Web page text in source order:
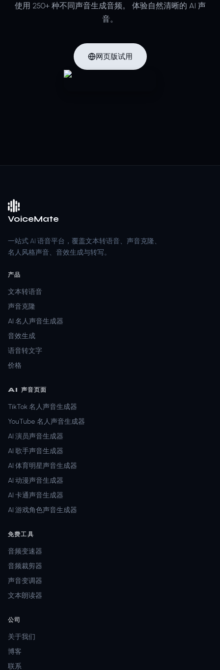
使用 250+ 种不同声音生成音频。
体验自然清晰的 AI 声
音。
网页版试用
VoiceMate
一站式 AI 语音平台，覆盖文本转语音、声音克隆、
名人风格声音、音效生成与转写。
产品
文本转语音
声音克隆
AI 名人声音生成器
音效生成
语音转文字
价格
AI 声音页面
TikTok 名人声音生成器
YouTube 名人声音生成器
AI 演员声音生成器
AI 歌手声音生成器
AI 体育明星声音生成器
AI 动漫声音生成器
AI 卡通声音生成器
AI 游戏角色声音生成器
免费工具
音频变速器
音频裁剪器
声音变调器
文本朗读器
公司
关于我们
博客
联系